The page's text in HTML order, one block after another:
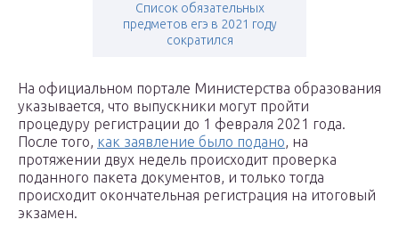
Список обязательных
предметов егэ в 2021 году
сократился
На официальном портале Министерства образования
указывается, что выпускники могут пройти
процедуру регистрации до 1 февраля 2021 года.
После того, как заявление было подано, на
протяжении двух недель происходит проверка
поданного пакета документов, и только тогда
происходит окончательная регистрация на итоговый
экзамен.